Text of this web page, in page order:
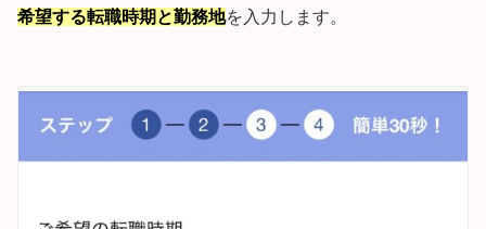
希望する転職時期と勤務地を入力します。